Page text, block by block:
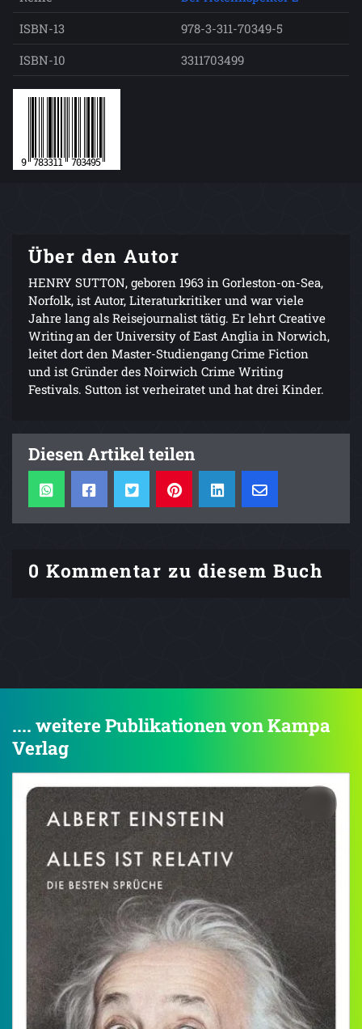
ISBN-13
978-3-311-70349-5
ISBN-10
3311703499
Über den Autor
HENRY SUTTON, geboren 1963 in Gorleston-on-Sea,
Norfolk, ist Autor, Literaturkritiker und war viele
Jahre lang als Reisejournalist tätig. Er lehrt Creative
Writing an der University of East Anglia in Norwich,
leitet dort den Master-Studiengang Crime Fiction
und ist Gründer des Noirwich Crime Writing
Festivals. Sutton ist verheiratet und hat drei Kinder.
Diesen Artikel teilen
0 Kommentar zu diesem Buch
.... weitere Publikationen von Kampa
Verlag